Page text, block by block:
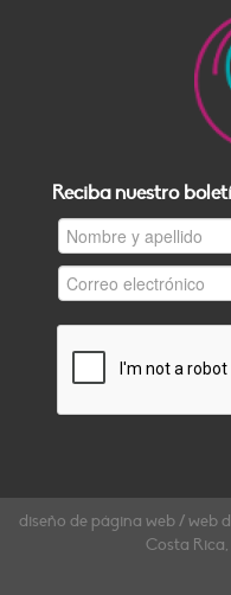
Reciba nuestro
diseño de página web / web
Costa